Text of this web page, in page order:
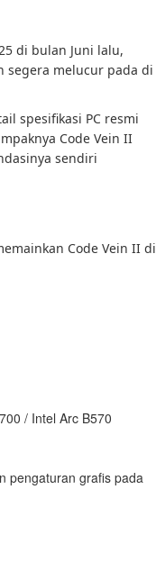
di bulan Juni lalu,
segera melucur pada di
spesifikasi PC resmi
Code Vein II
sendiri
Code Vein II di
/ Intel Arc B570
pengaturan grafis pada